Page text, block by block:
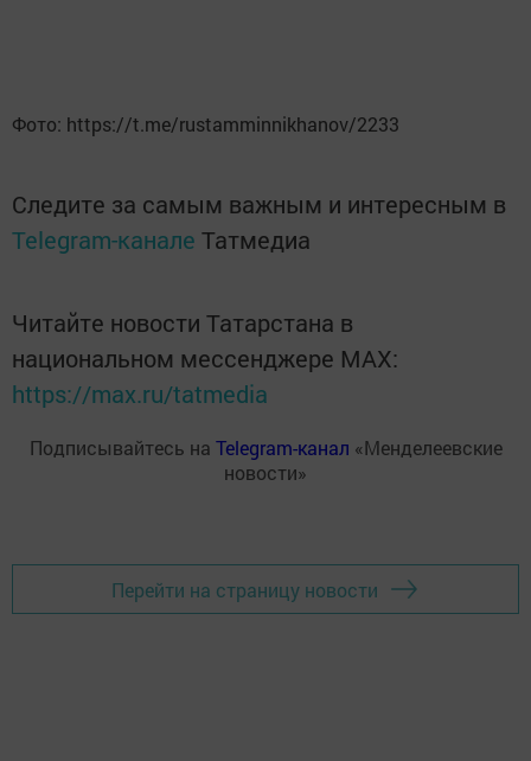
Фото: https://t.me/rustamminnikhanov/2233
Следите за самым важным и интересным в
Telegram-канале Татмедиа
Читайте новости Татарстана в
национальном мессенджере MАХ:
https://max.ru/tatmedia
Подписывайтесь на Telegram-канал «Менделеевские
новости»
Перейти на страницу новости